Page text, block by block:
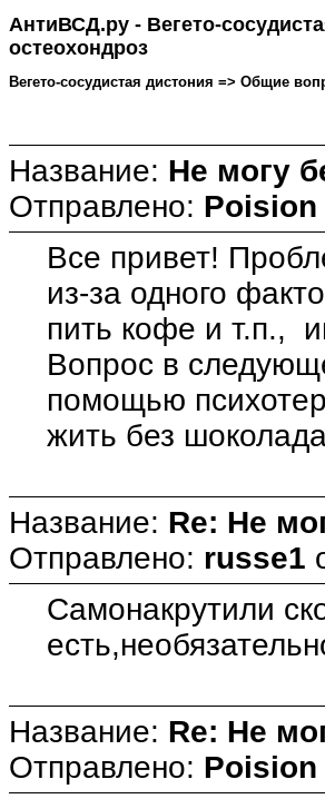
АнтиВСД.ру - Вегето-
остеохондроз
Вегето-сосудистая дистония => Общие
Название: Не могу
Отправлено: Poision
Все привет!
из-за одного
пить кофе и т.п.,
Вопрос в
помощью
жить без
Название: Re: Не
Отправлено: russe1
Самонакрутили
Название: Re: Не
Отправлено: Poision